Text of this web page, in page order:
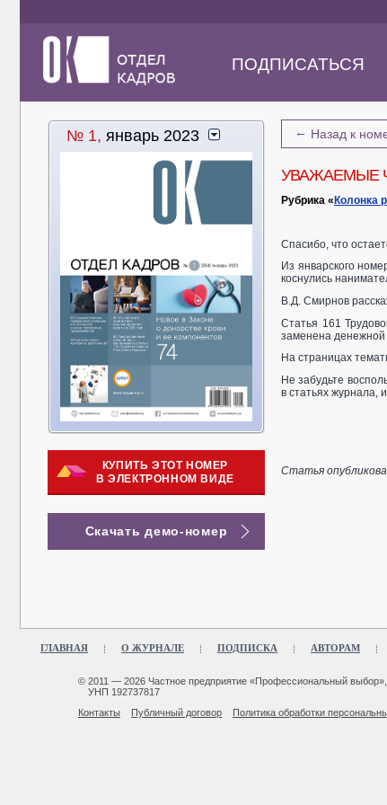
ПОДПИСАТЬСЯ
№ 1, январь 2023
КУПИТЬ ЭТОТ НОМЕР
В ЭЛЕКТРОННОМ ВИДЕ
Скачать демо-номер
← Назад к
УВАЖАЕМЫЕ
Рубрика « Колонка
Спасибо, что
Из январского
коснулись
В.Д. Смирнов
Статья 161
заменена денежной
На страницах
Не забудьте
в статьях журнала,
Статья
ГЛАВНАЯ О ЖУРНАЛЕ ПОДПИСКА АВТОРАМ
© 2011 — 2026 Частное предприятие «Профессиональный выбор»,
УНП 192737817
Контакты
Публичный договор Политика обработки